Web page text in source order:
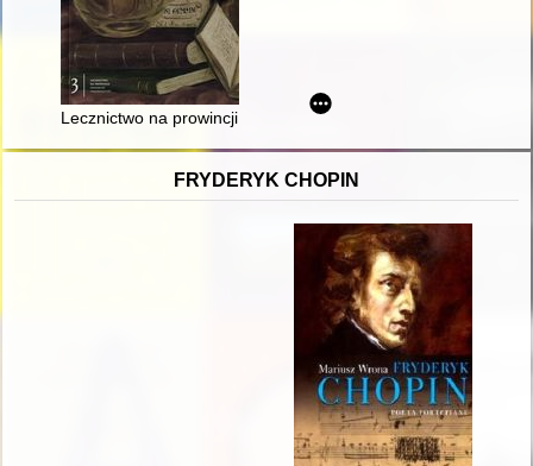
Lecznictwo na prowincji : narracje - źródła - epidemie :
FRYDERYK CHOPIN